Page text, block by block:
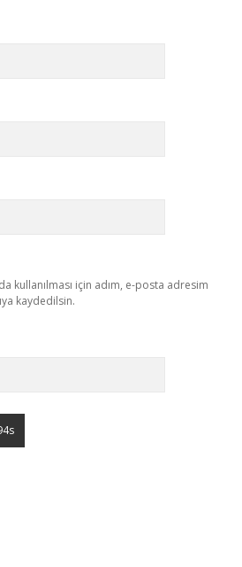
kullanılması için adım, e-posta adresim
kaydedilsin.